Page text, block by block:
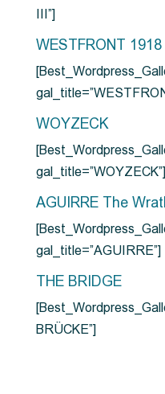
III”]
WESTFRONT 1918
WOYZECK
gal_title=”WOYZECK”]
AGUIRRE The
gal_title=”AGUIRRE”]
THE BRIDGE
BRÜCKE”]